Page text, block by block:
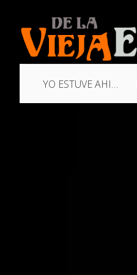
YO ESTUVE AHI…